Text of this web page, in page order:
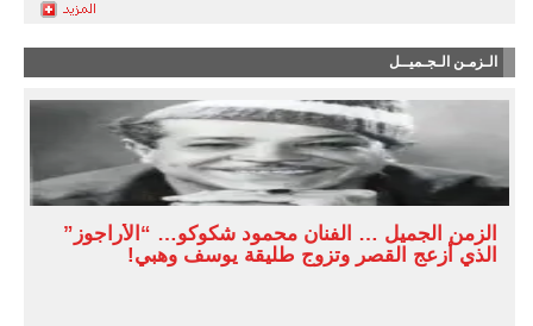
الـزمـن الـجـميــل
الزمن الجميل … الفنان محمود شكوكو… “الأراجوز”
الذي أزعج القصر وتزوج طليقة يوسف وهبي!